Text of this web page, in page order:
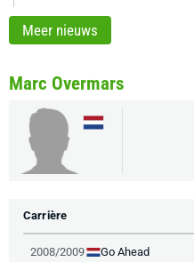
Meer nieuws
Marc Overmars
Carrière
2008/2009 Go Ahead